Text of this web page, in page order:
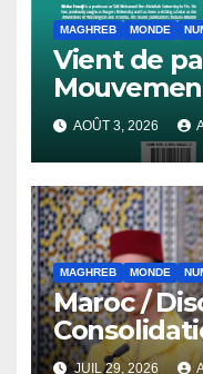
MAGHREB MONDE
Vient de
du Nord,
AOÛT 3, 2026
MAGHREB MONDE
Maroc /
résilience
JUIL 29, 2026